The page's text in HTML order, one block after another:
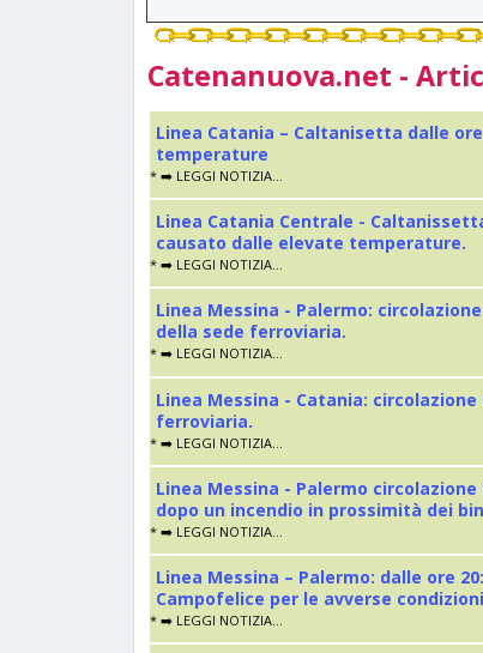
Catenanuova.net -
Linea Catania – Caltanisetta dalle
temperature
* ➡️ LEGGI NOTIZIA...
Linea Catania Centrale -
causato dalle elevate temperature.
* ➡️ LEGGI NOTIZIA...
Linea Messina - Palermo:
della sede ferroviaria.
* ➡️ LEGGI NOTIZIA...
Linea Messina - Catania:
ferroviaria.
* ➡️ LEGGI NOTIZIA...
Linea Messina - Palermo
dopo un incendio in prossimità dei
* ➡️ LEGGI NOTIZIA...
Linea Messina – Palermo: dalle ore
Campofelice per le avverse
* ➡️ LEGGI NOTIZIA...